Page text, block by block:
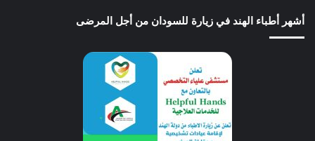
أشهر أطباء الهند في زيارة للسودان من أجل المرضى